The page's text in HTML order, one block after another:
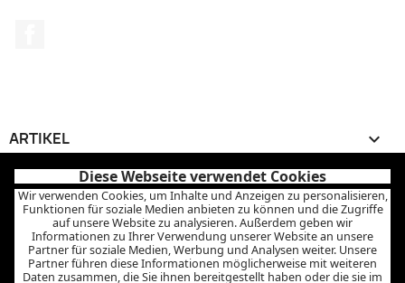
ARTIKEL 
UNTERNEHMEN 
IHR KONTO 
SHOP-EINSTELLUNGEN keyboard_arrow_down
Diese Webseite verwendet Cookies
Wir verwenden Cookies, um Inhalte und Anzeigen zu personalisieren,
Funktionen für soziale Medien anbieten zu können und die Zugriffe
auf unsere Website zu analysieren. Außerdem geben wir
Informationen zu Ihrer Verwendung unserer Website an unsere
Partner für soziale Medien, Werbung und Analysen weiter. Unsere
Partner führen diese Informationen möglicherweise mit weiteren
Daten zusammen, die Sie ihnen bereitgestellt haben oder die sie im